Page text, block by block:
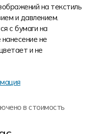
на текстиль
и давлением.
с бумаги на
не
и не
в стоимость